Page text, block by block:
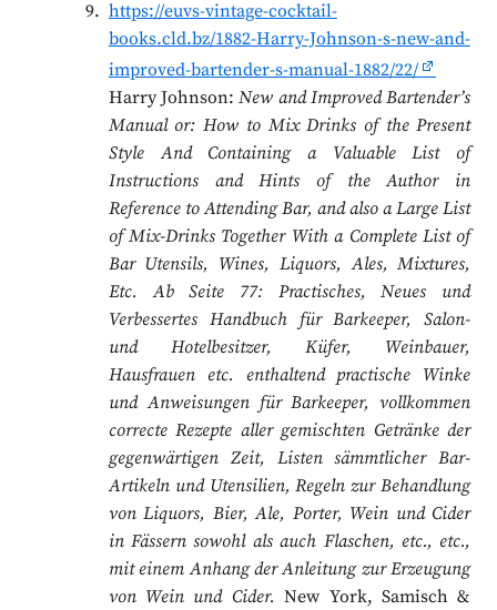
https://euvs-vintage-cocktail-
books.cld.bz/1882-Harry-Johnson-s-new-and-
improved-bartender-s-manual-1882/22/
Harry Johnson:New and Improved Bartender’s
Manual or: How to Mix Drinks of the Present
Style And Containing a Valuable List of
Instructions and Hints of the Author in
Reference to Attending Bar, and also a Large List
of Mix-Drinks Together With a Complete List of
Bar Utensils, Wines, Liquors, Ales, Mixtures,
Etc. Ab Seite 77: Practisches, Neues und
Verbessertes Handbuch für Barkeeper, Salon-
und Hotelbesitzer, Küfer, Weinbauer,
Hausfrauen etc. enthaltend practische Winke
und Anweisungen für Barkeeper, vollkommen
correcte Rezepte aller gemischten Getränke der
gegenwärtigen Zeit, Listen sämmtlicher Bar-
Artikeln und Utensilien, Regeln zur Behandlung
von Liquors, Bier, Ale, Porter, Wein und Cider
in Fässern sowohl als auch Flaschen, etc., etc.,
mit einem Anhang der Anleitung zur Erzeugung
von Wein und Cider. New York, Samisch &